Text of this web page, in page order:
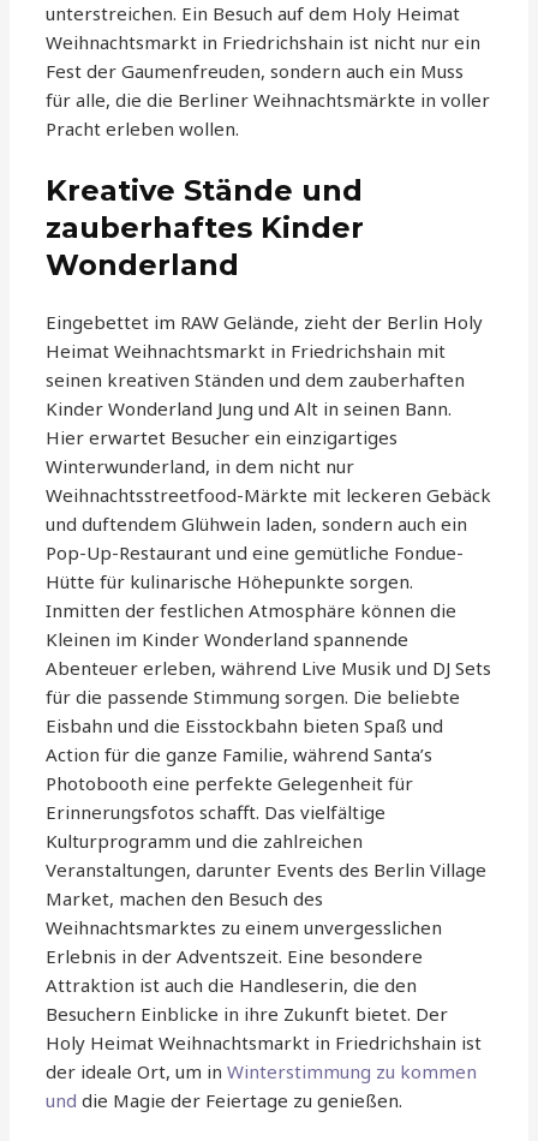
unterstreichen. Ein Besuch auf dem Holy Heimat
Weihnachtsmarkt in Friedrichshain ist nicht nur ein
Fest der Gaumenfreuden, sondern auch ein Muss
für alle, die die Berliner Weihnachtsmärkte in voller
Pracht erleben wollen.
Kreative Stände und
zauberhaftes Kinder
Wonderland
Eingebettet im RAW Gelände, zieht der Berlin Holy
Heimat Weihnachtsmarkt in Friedrichshain mit
seinen kreativen Ständen und dem zauberhaften
Kinder Wonderland Jung und Alt in seinen Bann.
Hier erwartet Besucher ein einzigartiges
Winterwunderland, in dem nicht nur
Weihnachtsstreetfood-Märkte mit leckeren Gebäck
und duftendem Glühwein laden, sondern auch ein
Pop-Up-Restaurant und eine gemütliche Fondue-
Hütte für kulinarische Höhepunkte sorgen.
Inmitten der festlichen Atmosphäre können die
Kleinen im Kinder Wonderland spannende
Abenteuer erleben, während Live Musik und DJ Sets
für die passende Stimmung sorgen. Die beliebte
Eisbahn und die Eisstockbahn bieten Spaß und
Action für die ganze Familie, während Santa’s
Photobooth eine perfekte Gelegenheit für
Erinnerungsfotos schafft. Das vielfältige
Kulturprogramm und die zahlreichen
Veranstaltungen, darunter Events des Berlin Village
Market, machen den Besuch des
Weihnachtsmarktes zu einem unvergesslichen
Erlebnis in der Adventszeit. Eine besondere
Attraktion ist auch die Handleserin, die den
Besuchern Einblicke in ihre Zukunft bietet. Der
Holy Heimat Weihnachtsmarkt in Friedrichshain ist
der ideale Ort, um inWinterstimmung zu kommen
und die Magie der Feiertage zu genießen.